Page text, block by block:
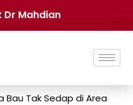
Dr Mahdian
Bau Tak Sedap di Area